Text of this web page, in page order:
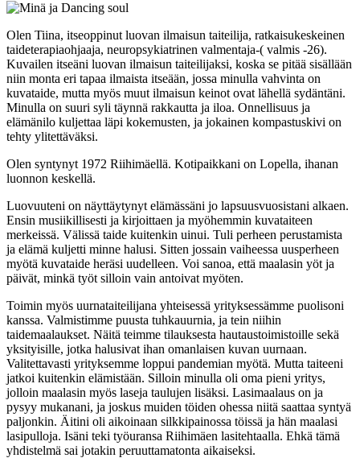
Olen Tiina, itseoppinut luovan ilmaisun taiteilija, ratkaisukeskeinen
taideterapiaohjaaja, neuropsykiatrinen valmentaja-( valmis -26).
Kuvailen itseäni luovan ilmaisun taiteilijaksi, koska se pitää sisällään
niin monta eri tapaa ilmaista itseään, jossa minulla vahvinta on
kuvataide, mutta myös muut ilmaisun keinot ovat lähellä sydäntäni.
Minulla on suuri syli täynnä rakkautta ja iloa. Onnellisuus ja
elämänilo kuljettaa läpi kokemusten, ja jokainen kompastuskivi on
tehty ylitettäväksi.
Olen syntynyt 1972 Riihimäellä. Kotipaikkani on Lopella, ihanan
luonnon keskellä.
Luovuuteni on näyttäytynyt elämässäni jo lapsuusvuosistani alkaen.
Ensin musiikillisesti ja kirjoittaen ja myöhemmin kuvataiteen
merkeissä. Välissä taide kuitenkin uinui. Tuli perheen perustamista
ja elämä kuljetti minne halusi. Sitten jossain vaiheessa uusperheen
myötä kuvataide heräsi uudelleen. Voi sanoa, että maalasin yöt ja
päivät, minkä työt silloin vain antoivat myöten.
Toimin myös uurnataiteilijana yhteisessä yrityksessämme puolisoni
kanssa. Valmistimme puusta tuhkauurnia, ja tein niihin
taidemaalaukset. Näitä teimme tilauksesta hautaustoimistoille sekä
yksityisille, jotka halusivat ihan omanlaisen kuvan uurnaan.
Valitettavasti yrityksemme loppui pandemian myötä. Mutta taiteeni
jatkoi kuitenkin elämistään. Silloin minulla oli oma pieni yritys,
jolloin maalasin myös laseja taulujen lisäksi. Lasimaalaus on ja
pysyy mukanani, ja joskus muiden töiden ohessa niitä saattaa syntyä
paljonkin. Äitini oli aikoinaan silkkipainossa töissä ja hän maalasi
lasipulloja. Isäni teki työuransa Riihimäen lasitehtaalla. Ehkä tämä
yhdistelmä sai jotakin peruuttamatonta aikaiseksi.